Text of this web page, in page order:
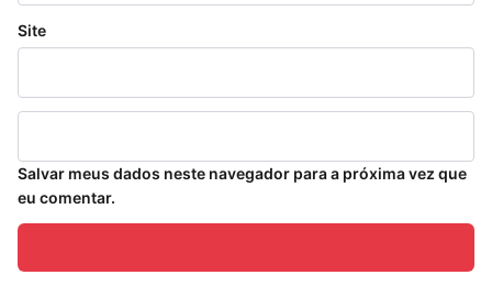
Site
Salvar meus dados neste navegador para a próxima vez que
eu comentar.